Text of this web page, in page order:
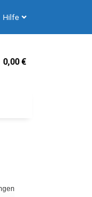
Hilfe
0,00 €